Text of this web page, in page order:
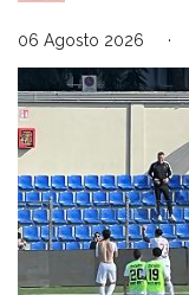
06 Agosto 2026